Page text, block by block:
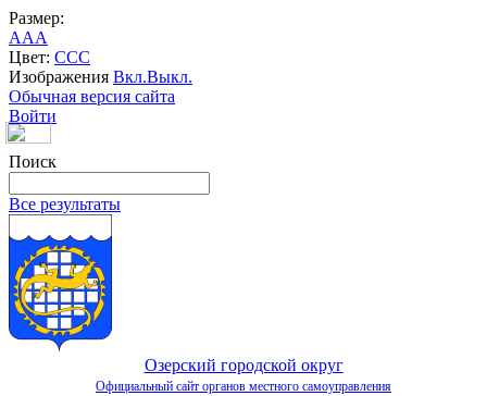
Размер:
AAA
Цвет: CCC
Изображения Вкл.Выкл.
Обычная версия сайта
Войти
Поиск
Все результаты
Озерский городской округ
Официальный сайт органов местного самоуправления